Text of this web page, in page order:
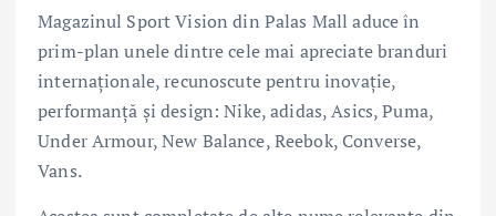
Magazinul Sport Vision din Palas Mall aduce în
prim-plan unele dintre cele mai apreciate branduri
internaționale, recunoscute pentru inovație,
performanță și design: Nike, adidas, Asics, Puma,
Under Armour, New Balance, Reebok, Converse,
Vans.